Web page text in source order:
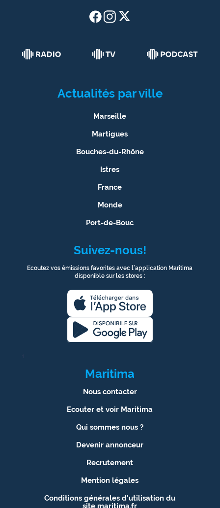
Actualités par ville
Marseille
Martigues
Bouches-du-Rhône
Istres
France
Monde
Port-de-Bouc
Suivez-nous!
Ecoutez vos émissions favorites avec l’application Maritima
disponible sur les stores :
1
Maritima
Nous contacter
Ecouter et voir Maritima
Qui sommes nous ?
Devenir annonceur
Recrutement
Mention légales
Conditions générales d'utilisation du
site maritima.fr